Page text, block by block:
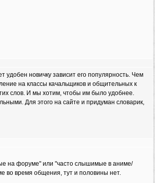
удобен новичку зависит его популярность. Чем
на классы качальщиков и общительных к
слов. И мы хотим, чтобы им было удобнее.
Для этого на сайте и придуман словарик,
на форуме" или "часто слышимые в аниме/
во время общения, тут и половины нет.